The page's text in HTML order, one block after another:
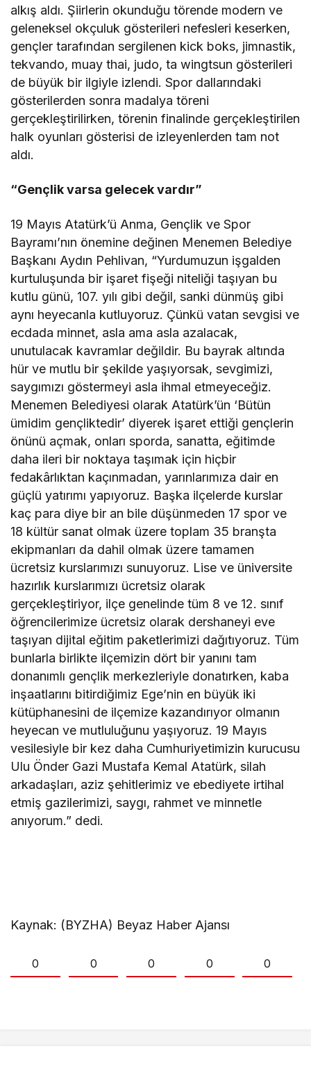
alkış aldı. Şiirlerin okunduğu törende modern ve
geleneksel okçuluk gösterileri nefesleri keserken,
gençler tarafından sergilenen kick boks, jimnastik,
tekvando, muay thai, judo, ta wingtsun gösterileri
de büyük bir ilgiyle izlendi. Spor dallarındaki
gösterilerden sonra madalya töreni
gerçekleştirilirken, törenin finalinde gerçekleştirilen
halk oyunları gösterisi de izleyenlerden tam not
aldı.
“Gençlik varsa gelecek vardır”
19 Mayıs Atatürk’ü Anma, Gençlik ve Spor
Bayramı’nın önemine değinen Menemen Belediye
Başkanı Aydın Pehlivan, “Yurdumuzun işgalden
kurtuluşunda bir işaret fişeği niteliği taşıyan bu
kutlu günü, 107. yılı gibi değil, sanki dünmüş gibi
aynı heyecanla kutluyoruz. Çünkü vatan sevgisi ve
ecdada minnet, asla ama asla azalacak,
unutulacak kavramlar değildir. Bu bayrak altında
hür ve mutlu bir şekilde yaşıyorsak, sevgimizi,
saygımızı göstermeyi asla ihmal etmeyeceğiz.
Menemen Belediyesi olarak Atatürk’ün ‘Bütün
ümidim gençliktedir’ diyerek işaret ettiği gençlerin
önünü açmak, onları sporda, sanatta, eğitimde
daha ileri bir noktaya taşımak için hiçbir
fedakârlıktan kaçınmadan, yarınlarımıza dair en
güçlü yatırımı yapıyoruz. Başka ilçelerde kurslar
kaç para diye bir an bile düşünmeden 17 spor ve
18 kültür sanat olmak üzere toplam 35 branşta
ekipmanları da dahil olmak üzere tamamen
ücretsiz kurslarımızı sunuyoruz. Lise ve üniversite
hazırlık kurslarımızı ücretsiz olarak
gerçekleştiriyor, ilçe genelinde tüm 8 ve 12. sınıf
öğrencilerimize ücretsiz olarak dershaneyi eve
taşıyan dijital eğitim paketlerimizi dağıtıyoruz. Tüm
bunlarla birlikte ilçemizin dört bir yanını tam
donanımlı gençlik merkezleriyle donatırken, kaba
inşaatlarını bitirdiğimiz Ege’nin en büyük iki
kütüphanesini de ilçemize kazandırıyor olmanın
heyecan ve mutluluğunu yaşıyoruz. 19 Mayıs
vesilesiyle bir kez daha Cumhuriyetimizin kurucusu
Ulu Önder Gazi Mustafa Kemal Atatürk, silah
arkadaşları, aziz şehitlerimiz ve ebediyete irtihal
etmiş gazilerimizi, saygı, rahmet ve minnetle
anıyorum.” dedi.
Kaynak: (BYZHA) Beyaz Haber Ajansı
0 0 0 0 0